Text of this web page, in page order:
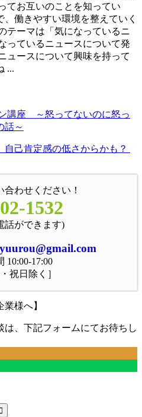
てお互いのことを知ってい
働きやすい環境を整えていく
テーマは「気になっているニ
っているニュースについて発
ュースについて興味を持って
...
講座 ～怒ってないのに怒っ
話～
己肯定感の低さからかも？
合わせください！
1532
話ができます)
10:00-17:00
祝日除く］
様へ】
、下記フォームにてお待ちし